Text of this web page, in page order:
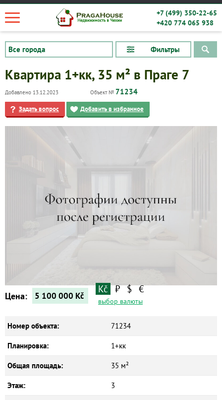
+7 (499) 350-22-65
+420 774 065 938
Фильтры
Квартиры
Квартира 1+кк, 35 м² в Праге 7
Добавлено 13.12.2023 Объект № 71234
Задать вопрос Добавить в избранное
Цена: 5 100 000 Kč
Kč ₽ $ €
выбор валюты
Номер объекта: 71234
Планировка: 1+кк
Общая площадь: 35 м²
Этаж: 3